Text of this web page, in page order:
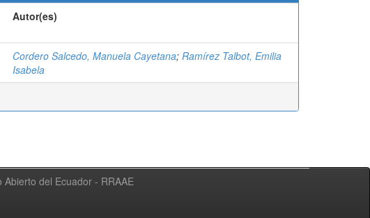
Autor(es)
Cordero Salcedo, Manuela Cayetana; Ramírez Talbot, Emilia
Isabela
del Ecuador - RRAAE